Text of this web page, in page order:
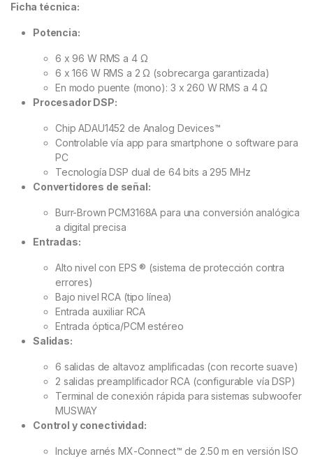
Ficha técnica:
Potencia:
6 x 96 W RMS a 4 Ω
6 x 166 W RMS a 2 Ω (sobrecarga garantizada)
En modo puente (mono): 3 x 260 W RMS a 4 Ω
Procesador DSP:
Chip ADAU1452 de Analog Devices™
Controlable vía app para smartphone o software para
PC
Tecnología DSP dual de 64 bits a 295 MHz
Convertidores de señal:
Burr-Brown PCM3168A para una conversión analógica
a digital precisa
Entradas:
Alto nivel con EPS ® (sistema de protección contra
errores)
Bajo nivel RCA (tipo línea)
Entrada auxiliar RCA
Entrada óptica/PCM estéreo
Salidas:
6 salidas de altavoz amplificadas (con recorte suave)
2 salidas preamplificador RCA (configurable vía DSP)
Terminal de conexión rápida para sistemas subwoofer
MUSWAY
Control y conectividad:
Incluye arnés MX-Connect™ de 2.50 m en versión ISO